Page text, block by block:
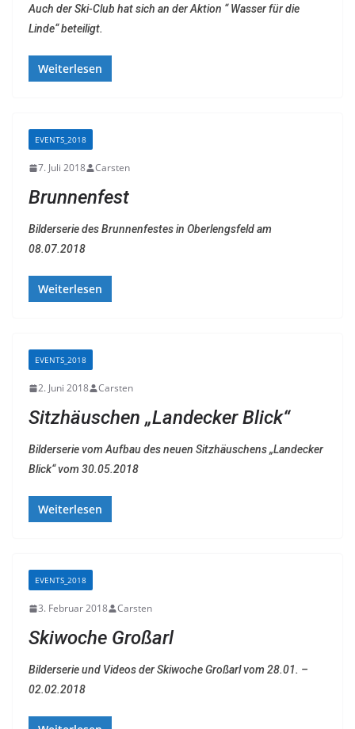
Auch der Ski-Club hat sich an der Aktion “ Wasser für die
Linde“ beteiligt.
Weiterlesen
EVENTS_2018
7. Juli 2018 Carsten
Brunnenfest
Bilderserie des Brunnenfestes in Oberlengsfeld am
08.07.2018
Weiterlesen
EVENTS_2018
2. Juni 2018 Carsten
Sitzhäuschen „Landecker Blick“
Bilderserie vom Aufbau des neuen Sitzhäuschens „Landecker
Blick“ vom 30.05.2018
Weiterlesen
EVENTS_2018
3. Februar 2018 Carsten
Skiwoche Großarl
Bilderserie und Videos der Skiwoche Großarl vom 28.01. –
02.02.2018